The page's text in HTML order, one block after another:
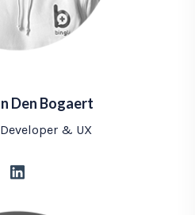
Den Bogaert
& UX